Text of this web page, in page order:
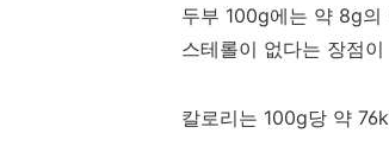
두부 100g에는 약 8g의
스테롤이 없다는 장점
칼로리는 100g당 약